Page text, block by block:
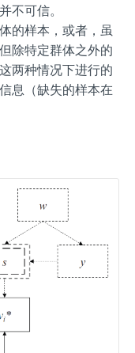
不可信。
的样本，或者，虽
除特定群体之外的
两种情况下进行的
息（缺失的样本在